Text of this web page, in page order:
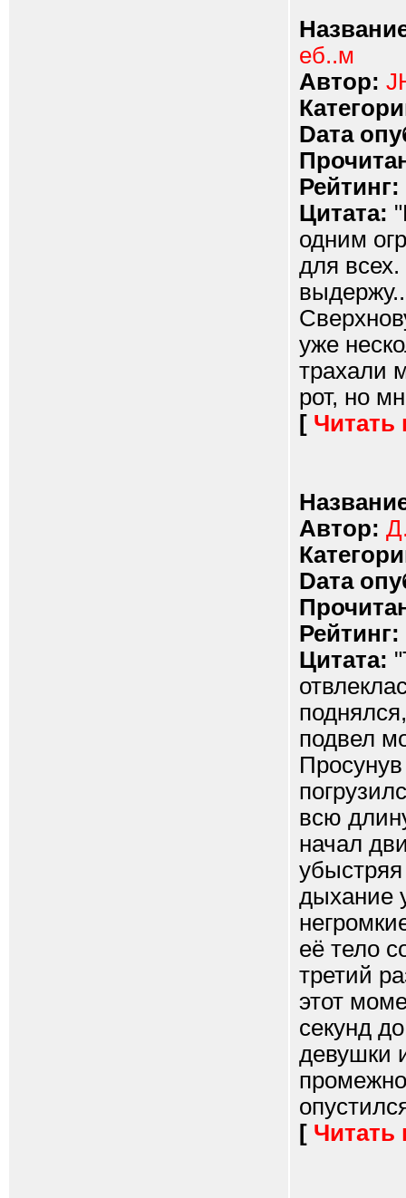
еб..м
Автор:
Dата
Рейтинг:
Цитата:
одним
для
уже
трахали
рот, но
[ Читать
Автор:
Dата
Рейтинг:
Цитата:
подвел
всю
начал
дыхание
её тело
третий
этот
секунд
девушки
[ Читать